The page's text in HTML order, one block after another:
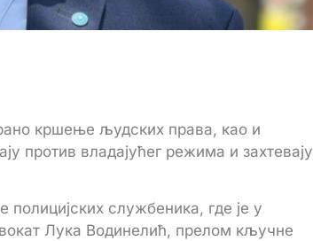
кршење људских права, као и
против владајућег режима и захтевају
службеника, где је у
Лука Водинелић, прелом кључне